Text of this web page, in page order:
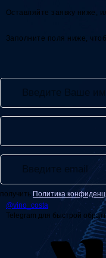
Оставляйте заявку ниже,
Заполните поля ниже,
получить Политика
@vino_costa
Telegram для быстрой